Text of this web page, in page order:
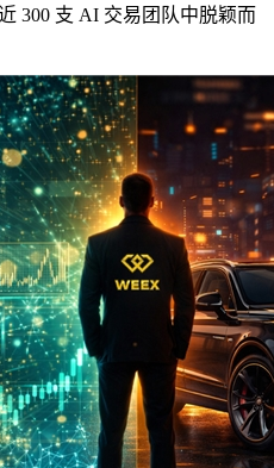
300 支 AI 交易团队中脱颖而